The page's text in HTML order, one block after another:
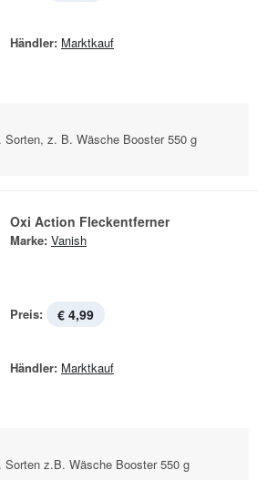
Händler: Marktkauf
Sorten, z. B. Wäsche Booster 550 g
Oxi Action Fleckentferner
Marke: Vanish
Preis: € 4,99
Händler: Marktkauf
Sorten z.B. Wäsche Booster 550 g